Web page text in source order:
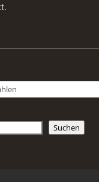
Suchen